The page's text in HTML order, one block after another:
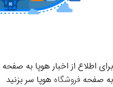
برای اطلاع از اخبار هوپا به صفحه
به صفحه فروشگاه هوپا سر بزنید